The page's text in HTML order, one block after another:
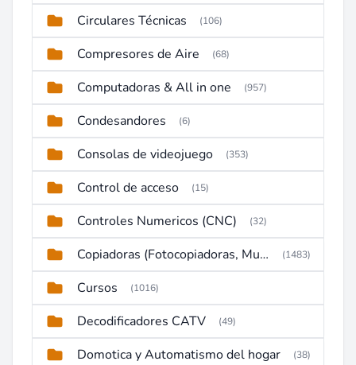
Circulares Técnicas (106)
Compresores de Aire (68)
Computadoras & All in one (957)
Condesandores (6)
Consolas de videojuego (353)
Control de acceso (15)
Controles Numericos (CNC) (32)
Copiadoras (Fotocopiadoras, Multifunctions, Ploter, etc) (1483)
Cursos (1016)
Decodificadores CATV (49)
Domotica y Automatismo del hogar (38)